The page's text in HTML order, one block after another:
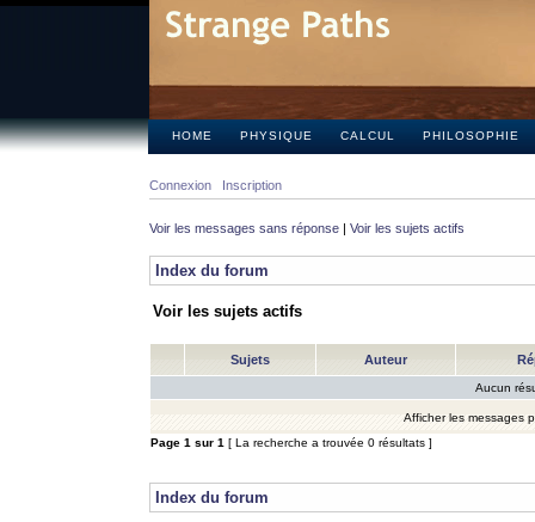
HOME PHYSIQUE CALCUL PHILOSOPHIE
Connexion Inscription
Voir les messages sans réponse | Voir les sujets actifs
Index du forum
Voir les sujets actifs
Sujets Auteur
Aucun
Afficher les messages
Page 1 sur 1 [ La recherche a trouvée 0 résultats ]
Index du forum